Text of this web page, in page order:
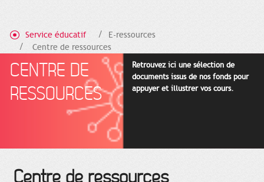
Service éducatif
E-ressources
Centre de ressources
CENTRE DE
RESSOURCES
Retrouvez ici une sélection de
documents issus de nos fonds pour
appuyer et illustrer vos cours.
Centre de ressources